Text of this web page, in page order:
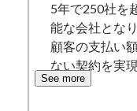
5年で250社を
能な会社となり
顧客の支払い
ない契約を実
See more